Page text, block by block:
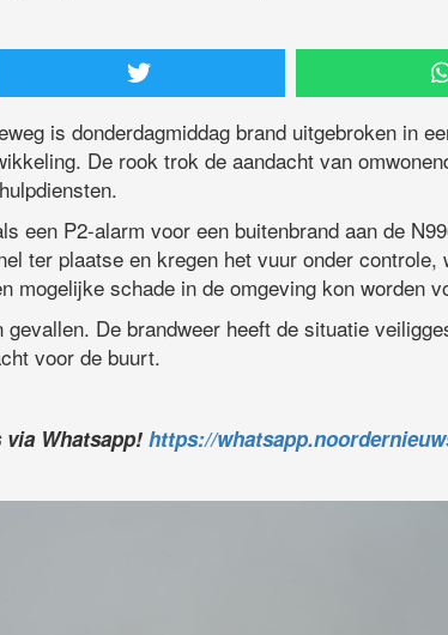
is donderdagmiddag brand uitgebroken in
De rook trok de aandacht van
een P2-alarm voor een buitenbrand aan de
ter plaatse en kregen het vuur onder controle,
mogelijke schade in de omgeving kon worden
De brandweer heeft de situatie
voor de buurt.
Whatsapp! https://